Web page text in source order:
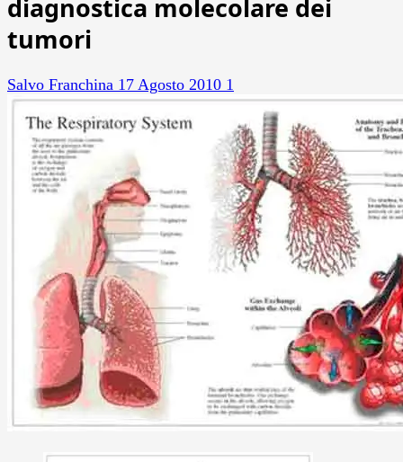
diagnostica molecolare dei
tumori
Salvo Franchina 17 Agosto 2010 1